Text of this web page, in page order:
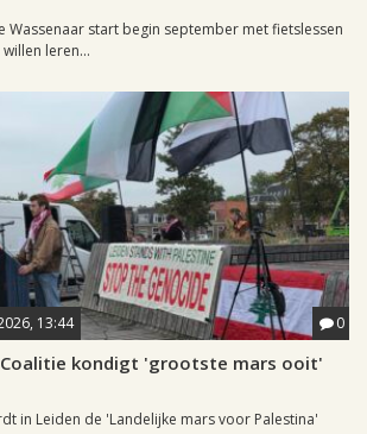
Wassenaar start begin september met fietslessen
leren...
13:44 0
Coalitie kondigt 'grootste mars ooit'
in Leiden de 'Landelijke mars voor Palestina'